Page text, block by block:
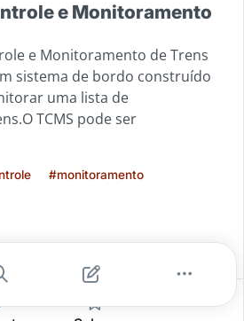
e Monitoramento
e Monitoramento de Trens
sistema de bordo construído
uma lista de
TCMS pode ser
#monitoramento